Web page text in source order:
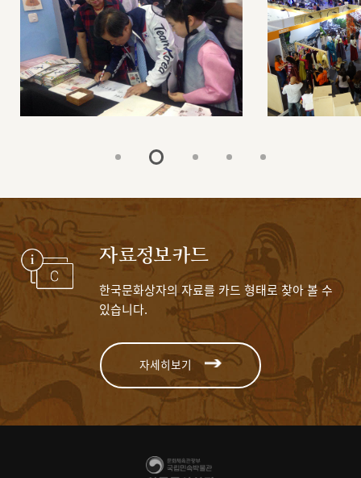
자료정보카드
한국문화상자의 자료를 카드 형태로 찾아 볼 수
있습니다.
자세히보기